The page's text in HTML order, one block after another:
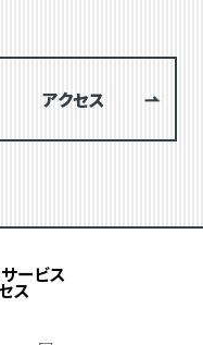
アクセス
サービス
ス